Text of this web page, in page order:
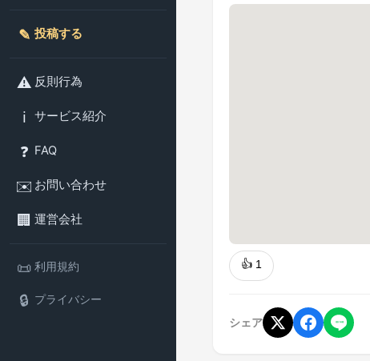
✎️ 投稿する
⚠️ 反則行為
ℹ️ サービス紹介
❓ FAQ
✉️ お問い合わせ
🏢 運営会社
📜 利用規約
🔒 プライバシー
👍 1
シェア